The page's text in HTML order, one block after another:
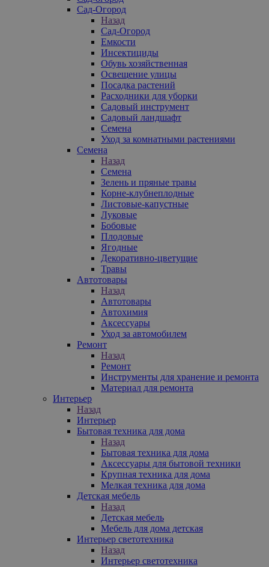
Сад-Огород
Назад
Сад-Огород
Емкости
Инсектициды
Обувь хозяйственная
Освещение улицы
Посадка растений
Расходники для уборки
Садовый инструмент
Садовый ландшафт
Семена
Уход за комнатными растениями
Семена
Назад
Семена
Зелень и пряные травы
Корне-клубнеплодные
Листовые-капустные
Луковые
Бобовые
Плодовые
Ягодные
Декоративно-цветущие
Травы
Автотовары
Назад
Автотовары
Автохимия
Аксессуары
Уход за автомобилем
Ремонт
Назад
Ремонт
Инструменты для хранение и ремонта
Материал для ремонта
Интерьер
Назад
Интерьер
Бытовая техника для дома
Назад
Бытовая техника для дома
Аксессуары для бытовой техники
Крупная техника для дома
Мелкая техника для дома
Детская мебель
Назад
Детская мебель
Мебель для дома детская
Интерьер светотехника
Назад
Интерьер светотехника